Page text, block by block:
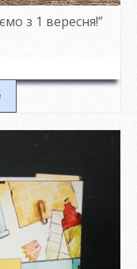
з 1 вересня!”